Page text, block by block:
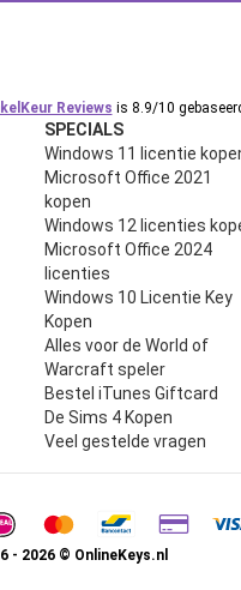
Reviews is 8.9/10
SPECIALS
Windows 11 licentie
Microsoft Office 2021
kopen
Windows 12 licenties
Microsoft Office 2024
licenties
Windows 10 Licentie Key
Kopen
Alles voor de World of
Warcraft speler
Bestel iTunes Giftcard
De Sims 4 Kopen
Veel gestelde vragen
- 2026 © OnlineKeys.nl